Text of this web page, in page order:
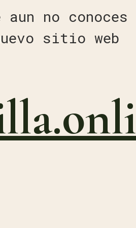
aun no conoces
sitio web